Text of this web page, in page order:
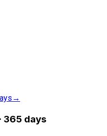
→
365 days